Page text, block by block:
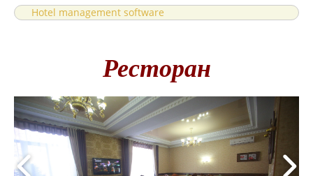
Hotel management software
Ресторан